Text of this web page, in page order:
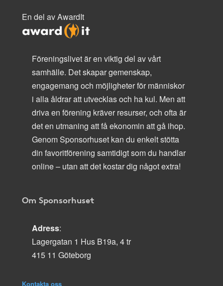
En del av AwardIt
Föreningslivet är en viktig del av vårt
samhälle. Det skapar gemenskap,
engagemang och möjligheter för människor
i alla åldrar att utvecklas och ha kul. Men att
driva en förening kräver resurser, och ofta är
det en utmaning att få ekonomin att gå ihop.
Genom Sponsorhuset kan du enkelt stötta
din favoritförening samtidigt som du handlar
online – utan att det kostar dig något extra!
Om Sponsorhuset
Adress:
Lagergatan 1 Hus B19a, 4 tr
415 11 Göteborg
Kontakta oss